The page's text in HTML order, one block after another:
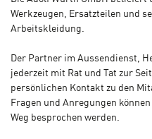
Werkzeugen, Ersatzteilen und
Arbeitskleidung.
Der Partner im Aussendienst,
jederzeit mit Rat und Tat zur
persönlichen Kontakt zu den
Fragen und Anregungen
Weg besprochen werden.